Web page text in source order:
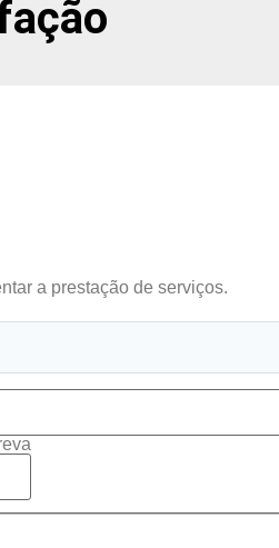
a prestação de serviços.